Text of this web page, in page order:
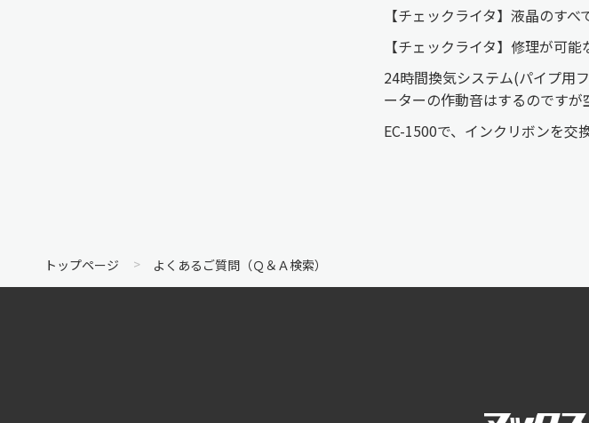
【チェックライタ】液晶のす
【チェックライタ】修理が可
24時間換気システム(パイプ用
ーターの作動音はするのですが
EC-1500で、インクリボンを交
トップページ よくあるご質問（Ｑ＆Ａ検索）